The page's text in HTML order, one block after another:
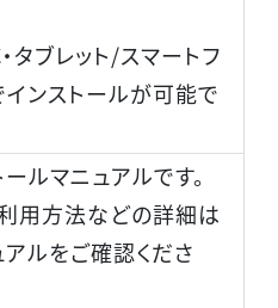
タブレット/スマートフ
ンストールが可能で
ルマニュアルです。
用方法などの詳細は
ルをご確認くださ